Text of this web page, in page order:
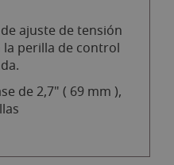
ajuste de tensión
perilla de control
de 2,7" ( 69 mm ),